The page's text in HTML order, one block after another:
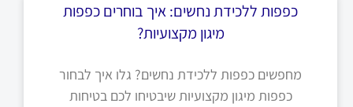
כפפות ללכידת נחשים: איך בוחרים כפפות
מיגון מקצועיות?
מחפשים כפפות ללכידת נחשים? גלו איך לבחור
כפפות מיגון מקצועיות שיבטיחו לכם בטיחות